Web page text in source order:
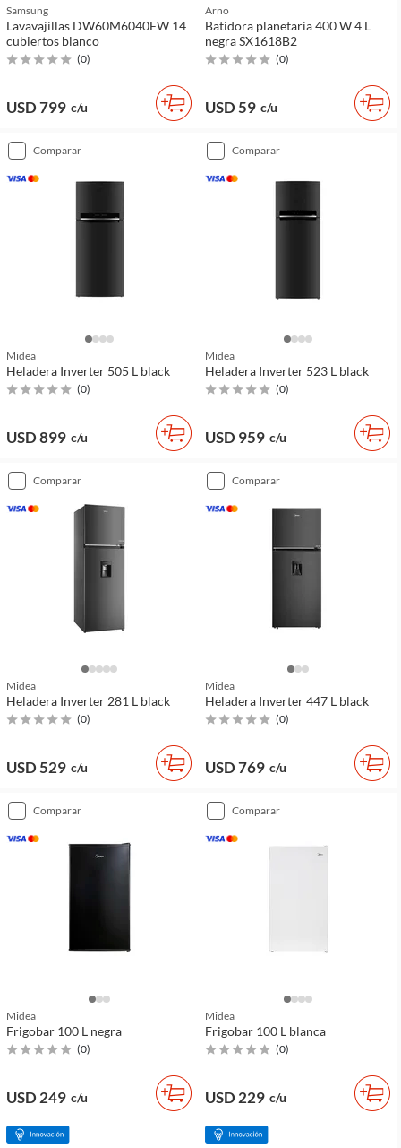
Samsung
Lavavajillas DW60M6040FW 14
cubiertos blanco
(0)
USD 799 c/u
Arno
Batidora planetaria 400 W 4 L
negra SX1618B2
(0)
USD 59 c/u
comparar
Midea
Heladera Inverter 505 L black
(0)
USD 899 c/u
comparar
Midea
Heladera Inverter 523 L black
(0)
USD 959 c/u
comparar
Midea
Heladera Inverter 281 L black
(0)
USD 529 c/u
comparar
Midea
Heladera Inverter 447 L black
(0)
USD 769 c/u
comparar
Midea
Frigobar 100 L negra
(0)
USD 249 c/u
comparar
Midea
Frigobar 100 L blanca
(0)
USD 229 c/u